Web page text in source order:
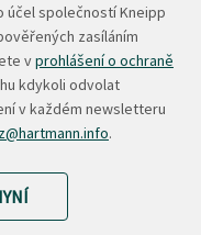
účel společností Kneipp
zasíláním
vprohlášení o ochraně
kdykoli odvolat
v každém newsletteru
.